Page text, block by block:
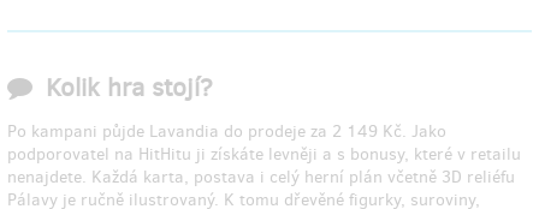
Kolik hra stojí?
Po kampani půjde Lavandia do prodeje za 2 149 Kč. Jako
podporovatel na HitHitu ji získáte levněji a s bonusy, které v retailu
nenajdete. Každá karta, postava i celý herní plán včetně 3D reliéfu
Pálavy je ručně ilustrovaný. K tomu dřevěné figurky, suroviny,